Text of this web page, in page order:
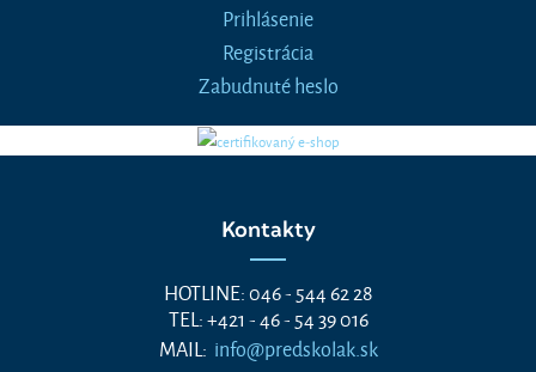
Prihlásenie
Registrácia
Zabudnuté heslo
Kontakty
HOTLINE: 046 - 544 62 28
TEL: +421 - 46 - 54 39 016
MAIL: info@predskolak.sk